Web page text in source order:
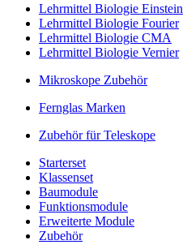
Lehrmittel Biologie Einstein
Lehrmittel Biologie Fourier
Lehrmittel Biologie CMA
Lehrmittel Biologie Vernier
Mikroskope Zubehör
Fernglas Marken
Zubehör für Teleskope
Starterset
Klassenset
Baumodule
Funktionsmodule
Erweiterte Module
Zubehör